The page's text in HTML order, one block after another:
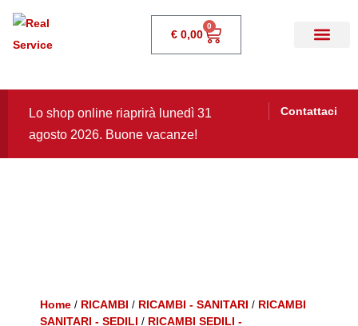
€ 0,00
0
Contattaci
Lo shop online riaprirà lunedì 31
agosto 2026. Buone vacanze!
Home / RICAMBI / RICAMBI - SANITARI / RICAMBI
SANITARI - SEDILI / RICAMBI SEDILI -